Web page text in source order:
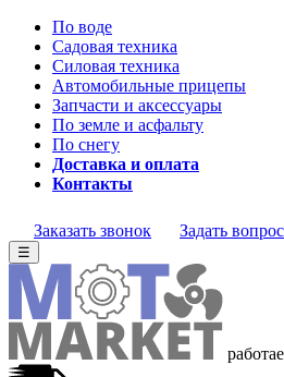
По воде
Садовая техника
Силовая техника
Автомобильные прицепы
Запчасти и аксессуары
По земле и асфальту
По снегу
Доставка и оплата
Контакты
Заказать звонок Задать вопрос
☰